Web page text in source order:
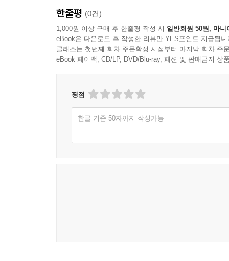
한줄평 (0건)
1,000원 이상 구매 후 한줄평 작성 시 일반회원 50원, 마니
eBook은 다운로드 후 작성한 리뷰만 YES포인트 지급됩니
클래스는 첫번째 회차 주문확정 시점부터 마지막 회차 주
eBook 페이백, CD/LP, DVD/Blu-ray, 패션 및 판매금지 상
평점
한글 기준 50자까지 작성가능